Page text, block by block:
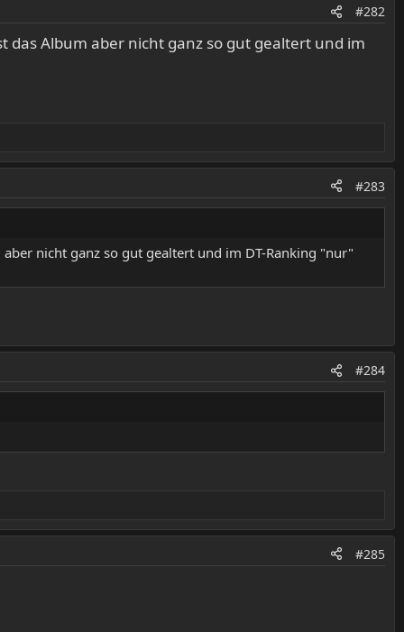
#282
das Album aber nicht ganz so gut gealtert und im
#283
nicht ganz so gut gealtert und im DT-Ranking "nur"
#284
#285